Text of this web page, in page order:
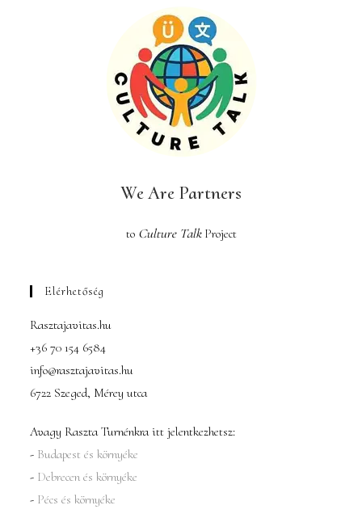
We Are Partners
to Culture TalkProject
Elérhetőség
Rasztajavitas.hu
+36 70 154 6584
info@rasztajavitas.hu
6722 Szeged, Mérey utca
Avagy Raszta Turnénkra itt jelentkezhetsz:
- Budapest és környéke
- Debrecen és környéke
- Pécs és környéke